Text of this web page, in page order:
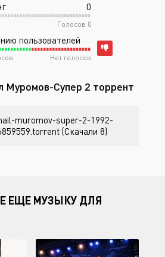
0
Голосов 0
пользователей
Нет голосов
Муромов-Супер 2 торрент
muromov-super-2-1992-
(Скачали 8)
ЕЩЕ МУЗЫКУ ДЛЯ